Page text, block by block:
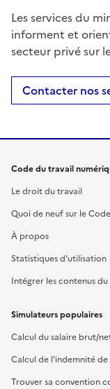
Les services du
informent et
secteur privé sur
Contacter nos
Code du travail
Le droit du travail
Quoi de neuf sur le
À propos
Statistiques d'utilisation
Intégrer les contenus
Simulateurs populaires
Calcul du salaire brut/
Calcul de l'indemnité
Trouver sa convention